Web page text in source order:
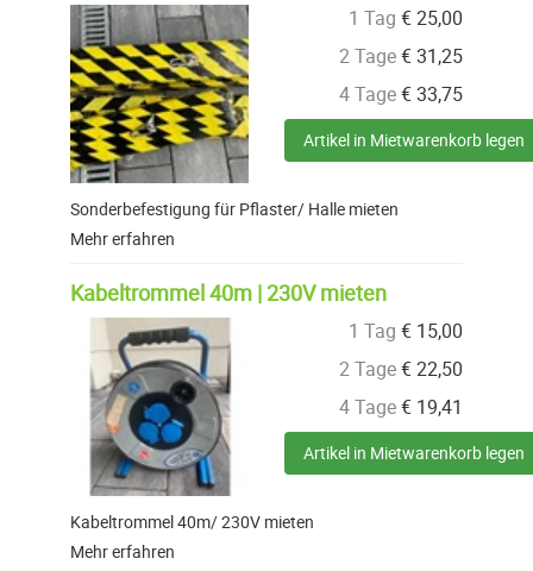
1 Tag €25,00
2 Tage€31,25
4 Tage€33,75
Artikel in Mietwarenkorb legen
Sonderbefestigung für Pflaster/ Halle mieten
Mehr erfahren
Kabeltrommel 40m | 230V mieten
1 Tag € 15,00
2 Tage€22,50
4 Tage€ 19,41
Artikel in Mietwarenkorb legen
Kabeltrommel 40m/ 230V mieten
Mehr erfahren